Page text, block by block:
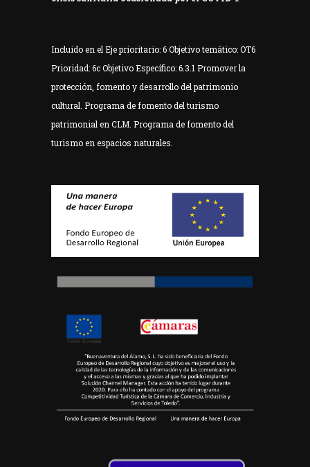
Incluido en el Eje prioritario: 6 Objetivo temático: OT6
Prioridad: 6c Objetivo Específico: 6.3.1 Promover la
protección, fomento y desarrollo del patrimonio
cultural. Programa de fomento del turismo
patrimonial en CLM. Programa de fomento del
turismo en espacios naturales.